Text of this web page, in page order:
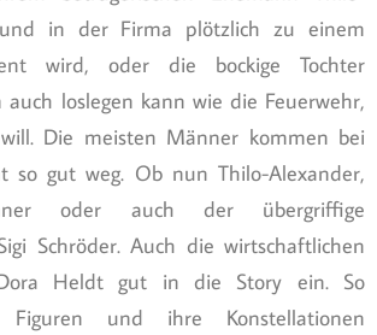
in der Firma plötzlich zu einem
wird, oder die bockige Tochter
loslegen kann wie die Feuerwehr,
Die meisten Männer kommen bei
so gut weg. Ob nun Thilo-Alexander,
oder auch der übergriffige
Schröder. Auch die wirtschaftlichen
Heldt gut in die Story ein. So
und ihre Konstellationen